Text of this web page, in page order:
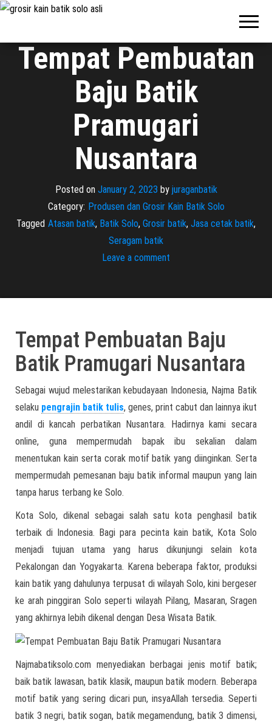
Jasa
Pembuatan
Seragam
Batik
Tempat Pembuatan
Baju Batik
Pramugari
Nusantara
Posted on January 2, 2023 by juraganbatik
Category: Produsen dan Grosir Kain Batik Solo
Tagged Atasan batik, Batik Solo, Grosir batik, Jasa cetak batik,
Seragam batik
Leave a comment
Tempat Pembuatan Baju
Batik Pramugari Nusantara
Sebagai wujud melestarikan kebudayaan Indonesia, Najma Batik
selaku pengrajin batik tulis, genes, print cabut dan lainnya ikut
andil di kancah perbatikan Nusantara. Hadirnya kami secara
online, guna mempermudah bapak ibu sekalian dalam
menentukan kain serta corak motif batik yang diinginkan. Serta
mempermudah pemesanan baju batik informal maupun yang lain
tanpa harus terbang ke Solo.
Kota Solo, dikenal sebagai salah satu kota penghasil batik
terbaik di Indonesia. Bagi para pecinta kain batik, Kota Solo
menjadi tujuan utama yang harus dikunjungi selain kota
Pekalongan dan Yogyakarta. Karena beberapa faktor, produksi
kain batik yang dahulunya terpusat di wilayah Solo, kini bergeser
ke arah pinggiran Solo seperti wilayah Pilang, Masaran, Sragen
yang akhirnya lebih dikenal dengan Desa Wisata Batik.
Najmabatiksolo.com menyediakan berbagai jenis motif batik;
baik batik lawasan, batik klasik, maupun batik modern. Beberapa
motif batik yang sering dicari pun, insyaAllah tersedia. Seperti
batik 3 negri, batik sogan, batik megamendung, batik 3 dimensi,